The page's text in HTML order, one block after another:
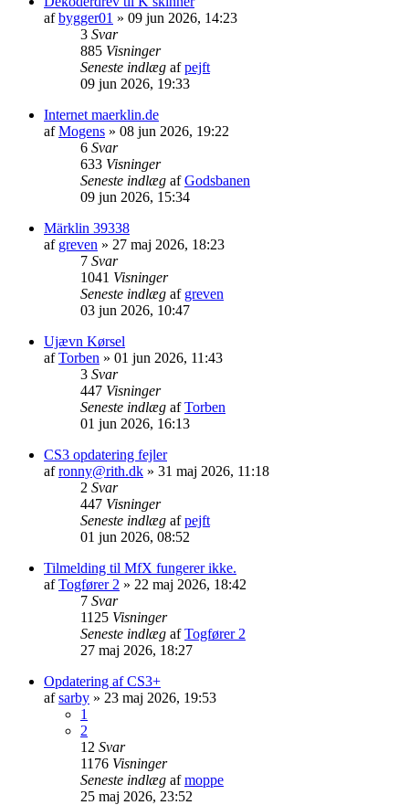
afbygger01 » 09 jun 2026, 14:23
3 Svar
885 Visninger
Seneste indlæg afpejft
09 jun 2026, 19:33
Internet maerklin.de
afMogens » 08 jun 2026, 19:22
6 Svar
633 Visninger
Seneste indlæg afGodsbanen
09 jun 2026, 15:34
Märklin 39338
af greven » 27 maj 2026, 18:23
7 Svar
1041 Visninger
Seneste indlæg af greven
03 jun 2026, 10:47
Ujævn Kørsel
afTorben » 01 jun 2026, 11:43
3 Svar
447 Visninger
Seneste indlæg afTorben
01 jun 2026, 16:13
CS3 opdatering fejler
afronny@rith.dk » 31 maj 2026, 11:18
2 Svar
447 Visninger
Seneste indlæg afpejft
01 jun 2026, 08:52
Tilmelding til MfX fungerer ikke.
afTogfører 2 » 22 maj 2026, 18:42
7 Svar
1125 Visninger
Seneste indlæg afTogfører 2
27 maj 2026, 18:27
Opdatering af CS3+
afsarby » 23 maj 2026, 19:53
1
2
12 Svar
1176 Visninger
Seneste indlæg afmoppe
25 maj 2026, 23:52